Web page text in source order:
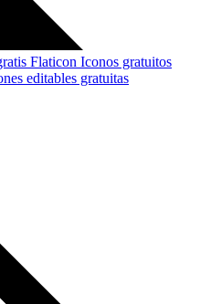
Flaticon Iconos gratuitos
editables gratuitas